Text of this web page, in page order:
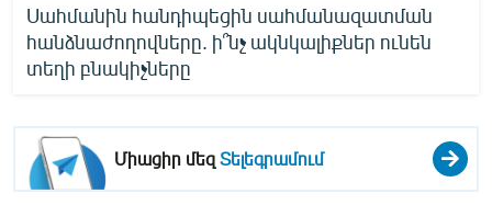
Սահմանին հանդիպեցին սահմանազատման
հանձնաժողովները. ի՞նչ ակնկալիքներ ունեն
տեղի բնակիչները
Միացիր մեզՏելեգրամում